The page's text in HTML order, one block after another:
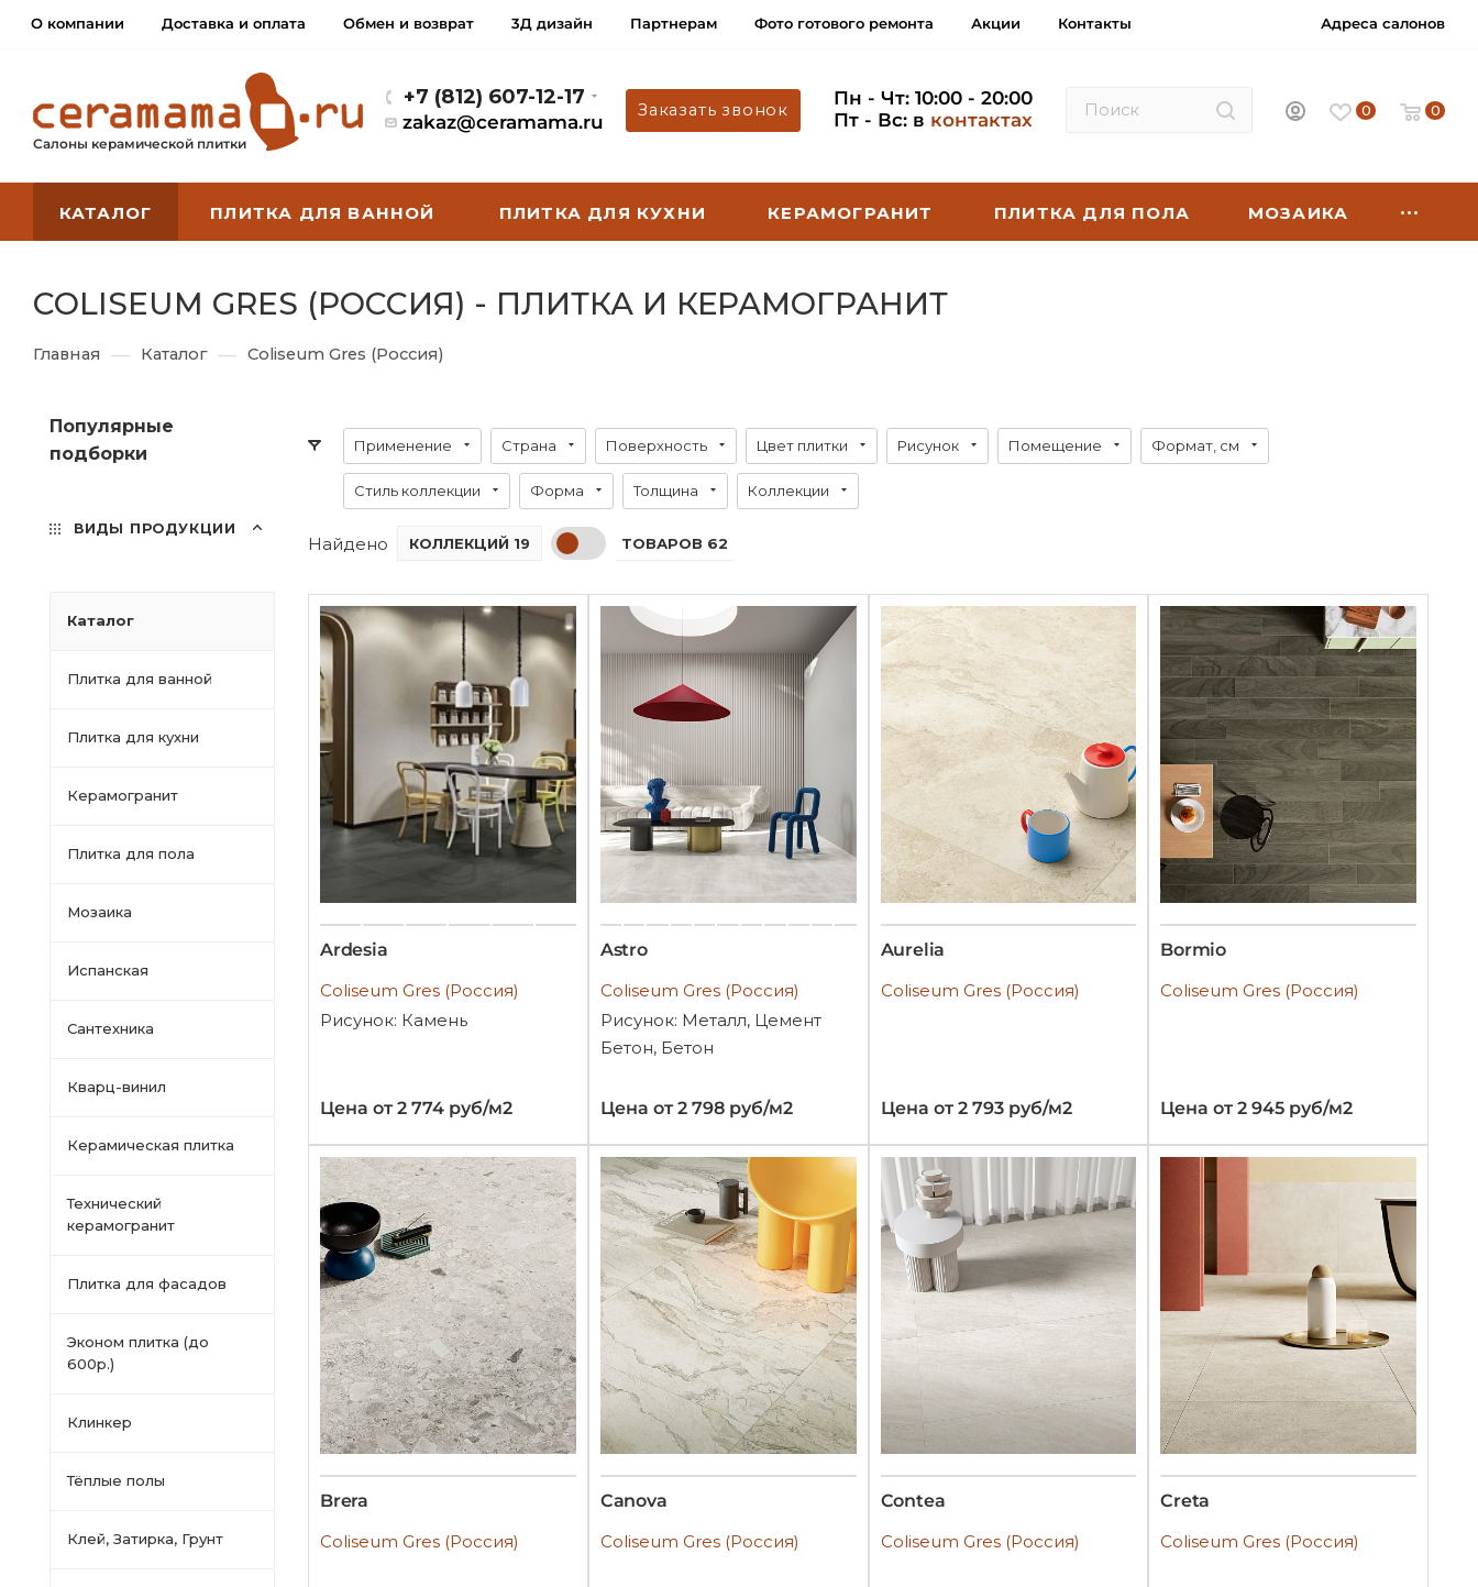
О компании Доставка и оплата Обмен и возврат 3Д дизайн Партнерам Фото готового ремонта Акции Контакты Адреса салонов
Салоны керамической плитки
+7 (812) 607-12-17
zakaz@ceramama.ru
Заказать звонок
Пн - Чт: 10:00 - 20:00
Пт - Вс: в контактах 0 0
КАТАЛОГ ПЛИТКА ДЛЯ ВАННОЙ ПЛИТКА ДЛЯ КУХНИ КЕРАМОГРАНИТ ПЛИТКА ДЛЯ ПОЛА МОЗАИКА
COLISEUM GRES (РОССИЯ) - ПЛИТКА И КЕРАМОГРАНИТ
Главная — Каталог — Coliseum Gres (Россия)
Популярные
подборки
ВИДЫ ПРОДУКЦИИ
Каталог
Плитка для ванной
Плитка для кухни
Керамогранит
Плитка для пола
Мозаика
Испанская
Сантехника
Кварц-винил
Керамическая плитка
Технический
керамогранит
Плитка для фасадов
Эконом плитка (до
600р.)
Клинкер
Тёплые полы
Клей, Затирка, Грунт
Применение Страна Поверхность Цвет плитки Рисунок Помещение Формат, см
Стиль коллекции Форма Толщина Коллекции
Найдено КОЛЛЕКЦИЙ 19 ТОВАРОВ 62
Ardesia
Coliseum Gres (Россия)
Рисунок: Камень
Цена от 2 774 руб/м2
Astro
Coliseum Gres (Россия)
Рисунок: Металл, Цемент
Бетон, Бетон
Цена от 2 798 руб/м2
Aurelia
Coliseum Gres (Россия)
Цена от 2 793 руб/м2
Bormio
Coliseum Gres (Россия)
Цена от 2 945 руб/м2
Brera
Coliseum Gres (Россия)
Canova
Coliseum Gres (Россия)
Contea
Coliseum Gres (Россия)
Creta
Coliseum Gres (Россия)